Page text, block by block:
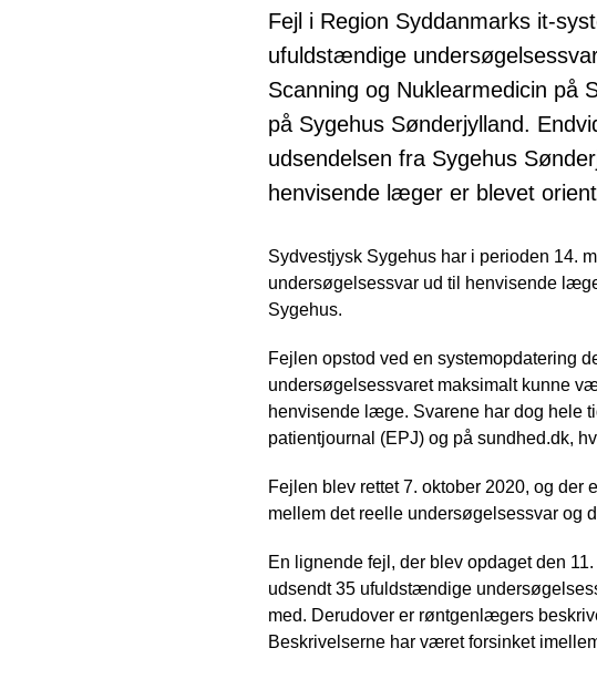
Fejl i Region Syddanmarks it-
ufuldstændige
Scanning og Nuklearmedicin på
på Sygehus Sønderjylland.
udsendelsen fra Sygehus
henvisende læger er blevet
Sydvestjysk Sygehus har i perioden 14.
undersøgelsessvar ud til henvisende
Sygehus.
Fejlen opstod ved en systemopdatering
undersøgelsessvaret maksimalt kunne
henvisende læge. Svarene har dog hele
patientjournal (EPJ) og på sundhed.dk,
Fejlen blev rettet 7. oktober 2020, og der
mellem det reelle undersøgelsessvar og
En lignende fejl, der blev opdaget den
udsendt 35 ufuldstændige
med. Derudover er røntgenlægers
Beskrivelserne har været forsinket